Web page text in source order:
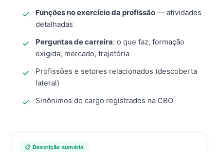
Funções no exercício da profissão — atividades
detalhadas
Perguntas de carreira: o que faz, formação
exigida, mercado, trajetória
Profissões e setores relacionados (descoberta
lateral)
Sinônimos do cargo registrados na CBO
📋 Descrição sumária